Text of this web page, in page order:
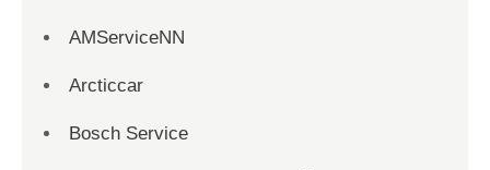
AMServiceNN
Arcticcar
Bosch Service